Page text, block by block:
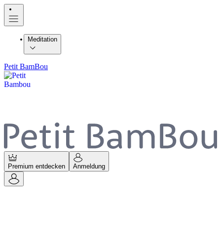
Meditation
Petit BamBou
Premium entdecken Anmeldung